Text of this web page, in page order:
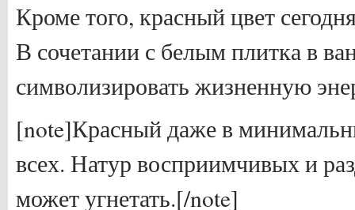
Кроме того, красный цвет
В сочетании с белым плитка в
символизировать жизненную
[note]Красный даже в
всех. Натур восприимчивых и
может угнетать.[/note]